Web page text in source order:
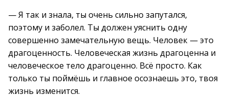
— Я так и знала, ты очень сильно запутался,
поэтому и заболел. Ты должен уяснить одну
совершенно замечательную вещь. Человек — это
драгоценность. Человеческая жизнь драгоценна и
человеческое тело драгоценно. Всё просто. Как
только ты поймёшь и главное осознаешь это, твоя
жизнь изменится.